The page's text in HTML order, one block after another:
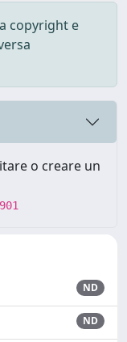
copyright e
o creare un
ND
ND